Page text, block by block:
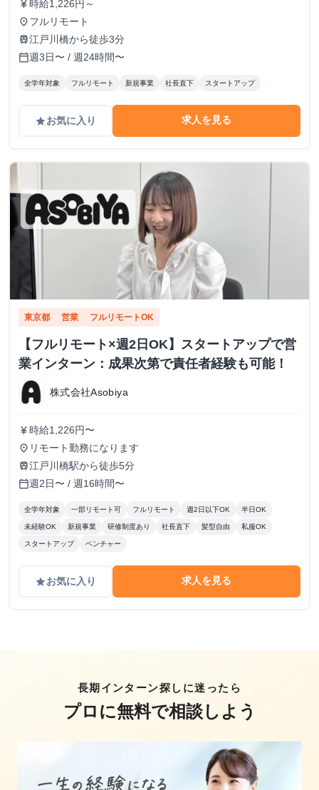
currency_yen 時給1,226円～
place フルリモート
train江戸川橋から徒歩3分
calendar_today週3日〜 / 週24時間〜
全学年対象 フルリモート 新規事業 社長直下 スタートアップ
gradeお気に入り 求人を見る
東京都 営業 フルリモートOK
【フルリモート×週2日OK】スタートアップで営
業インターン：成果次第で責任者経験も可能！
株式会社Asobiya
currency_yen 時給1,226円〜
place リモート勤務になります
train江戸川橋駅から徒歩5分
calendar_today週2日〜 / 週16時間〜
全学年対象 一部リモート可 フルリモート 週2日以下OK 半日OK
未経験OK 新規事業 研修制度あり 社長直下 髪型自由 私服OK
スタートアップ ベンチャー
gradeお気に入り 求人を見る
長期インターン探しに迷ったら
プロに無料で相談しよう